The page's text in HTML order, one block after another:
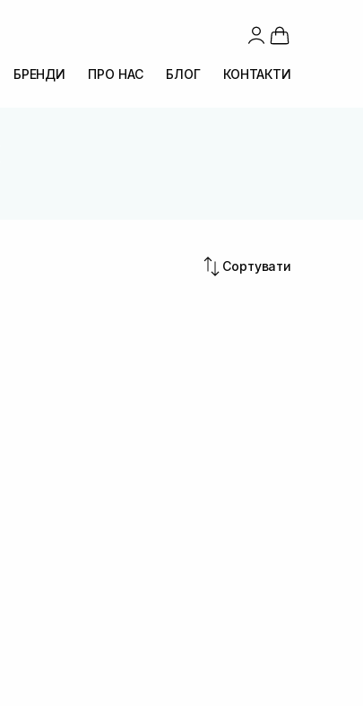
БРЕНДИ ПРО НАС БЛОГ КОНТАКТИ
Сортувати